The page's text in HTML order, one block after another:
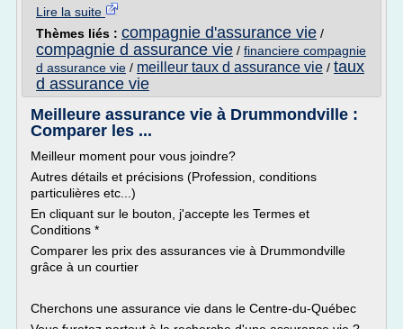
Lire la suite
Thèmes liés : compagnie d'assurance vie /
compagnie d assurance vie / financiere compagnie
d assurance vie / meilleur taux d assurance vie / taux
d assurance vie
Meilleure assurance vie à Drummondville :
Comparer les ...
Meilleur moment pour vous joindre?
Autres détails et précisions (Profession, conditions
particulières etc...)
En cliquant sur le bouton, j'accepte les Termes et
Conditions *
Comparer les prix des assurances vie à Drummondville
grâce à un courtier
Cherchons une assurance vie dans le Centre-du-Québec